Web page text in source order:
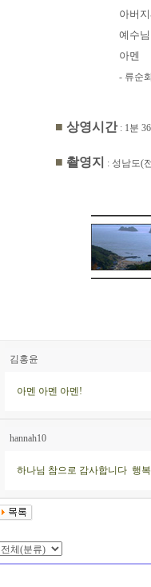
아버
예수
아멘
- 류순
■ 상영시간: 1분
■ 촬영지 : 성남도(
김홍윤
아멘 아멘 아멘!
hannah10
하나님 참으로 감사합니다 행